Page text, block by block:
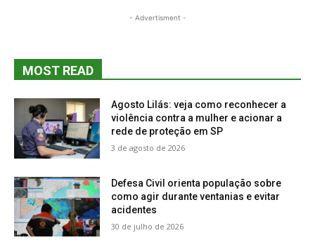
- Advertisment -
MOST READ
Agosto Lilás: veja como reconhecer a
violência contra a mulher e acionar a
rede de proteção em SP
3 de agosto de 2026
Defesa Civil orienta população sobre
como agir durante ventanias e evitar
acidentes
30 de julho de 2026